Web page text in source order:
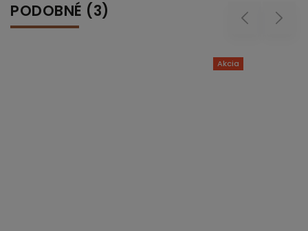
PODOBNÉ (3) Previous
Akcia
Next